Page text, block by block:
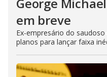
em breve
Ex-empresário do
planos para lançar faixa